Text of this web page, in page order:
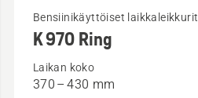
Katso
lisätietoja
tuotteesta
K 970
Bensiinikäyttöiset laikkaleikkurit
K 970 Ring
Laikan koko
370 – 430 mm